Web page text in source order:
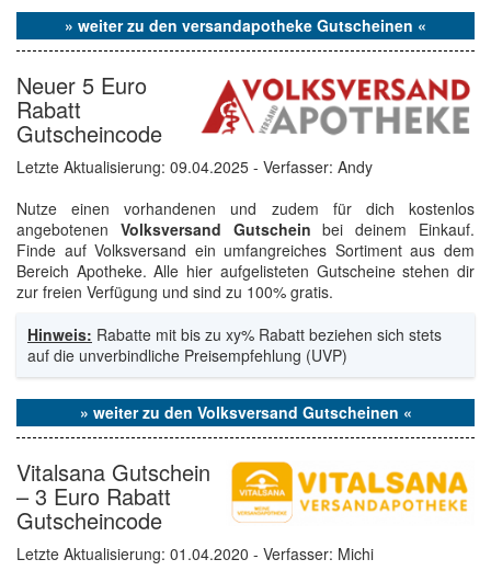
» weiter zu den versandapotheke Gutscheinen «
Neuer 5 Euro
Rabatt
Gutscheincode
Letzte Aktualisierung: 09.04.2025 - Verfasser: Andy
Nutze einen vorhandenen und zudem für dich kostenlos
angebotenen Volksversand Gutschein bei deinem Einkauf.
Finde auf Volksversand ein umfangreiches Sortiment aus dem
Bereich Apotheke. Alle hier aufgelisteten Gutscheine stehen dir
zur freien Verfügung und sind zu 100% gratis.
Hinweis: Rabatte mit bis zu xy% Rabatt beziehen sich stets
auf die unverbindliche Preisempfehlung (UVP)
» weiter zu den Volksversand Gutscheinen «
Vitalsana Gutschein
– 3 Euro Rabatt
Gutscheincode
Letzte Aktualisierung: 01.04.2020 - Verfasser: Michi